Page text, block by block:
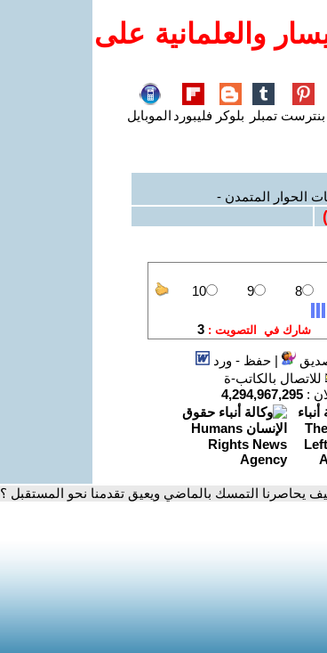
والعلمانية على
بنترست تمبلر بلوكر فليبورد الموبايل
الحوار المتمدن -
)
|حفظ - ورد
للاتصال بالكاتب-ة
:
4,294,967,295
يحاصرنا التمسك بالماضي ويعيق تقدمنا نحو المستقبل ؟